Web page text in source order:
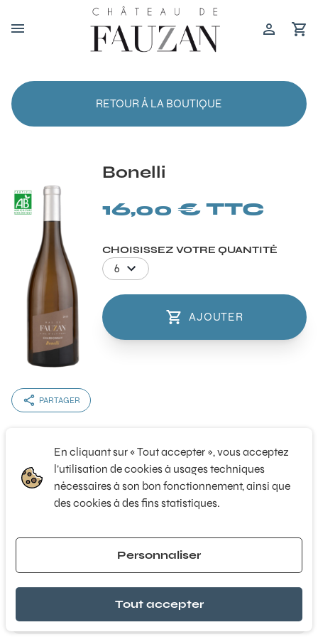
RETOUR À LA BOUTIQUE
PARTAGER
Bonelli
16,00 € TTC
CHOISISSEZ VOTRE QUANTITÉ
6
AJOUTER
Région
Languedoc-Roussillon
Couleur
Blanc
Millésime
LE CONSEIL DÉGUSTATION
En cliquant sur « Tout accepter », vous acceptez
l’utilisation de cookies à usages techniques
nécessaires à son bon fonctionnement, ainsi que
des cookies à des fins statistiques.
Personnaliser
Tout accepter